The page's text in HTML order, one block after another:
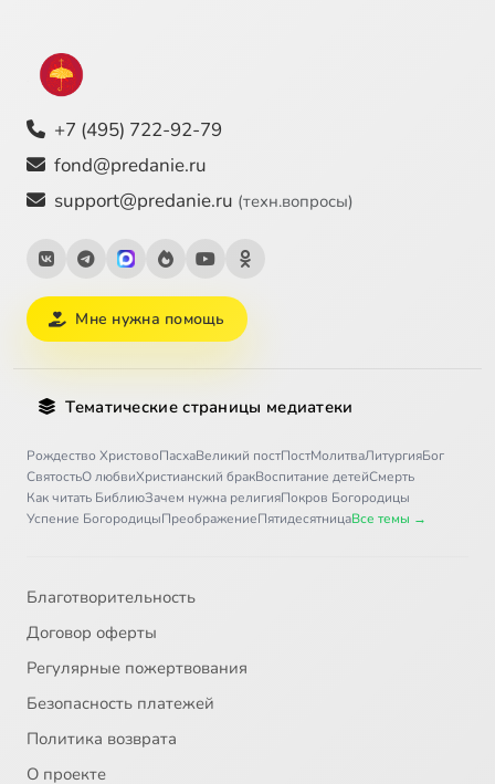
+7 (495) 722-92-79
fond@predanie.ru
support@predanie.ru (техн.вопросы)
Мне нужна помощь
Тематические страницы медиатеки
Рождество ХристовоПасхаВеликий постПостМолитваЛитургияБог
СвятостьО любвиХристианский бракВоспитание детейСмерть
Как читать БиблиюЗачем нужна религияПокров Богородицы
Успение БогородицыПреображениеПятидесятницаВсе темы →
Благотворительность
Договор оферты
Регулярные пожертвования
Безопасность платежей
Политика возврата
О проекте